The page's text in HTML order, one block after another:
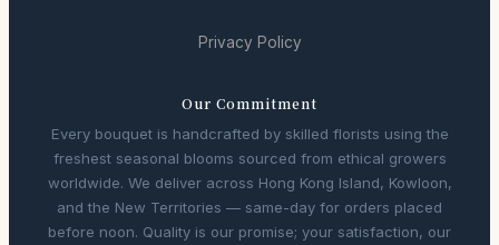
Privacy Policy
Our Commitment
Every bouquet is handcrafted by skilled florists using the
freshest seasonal blooms sourced from ethical growers
worldwide. We deliver across Hong Kong Island, Kowloon,
and the New Territories — same-day for orders placed
before noon. Quality is our promise; your satisfaction, our